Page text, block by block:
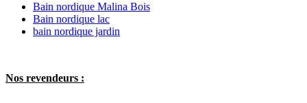
Bain nordique Malina Bois
Bain nordique lac
bain nordique jardin
Nos revendeurs :